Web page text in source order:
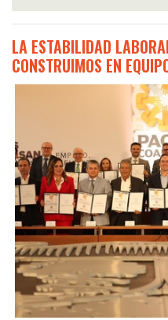
LA ESTABILIDAD
CONSTRUIMOS EN